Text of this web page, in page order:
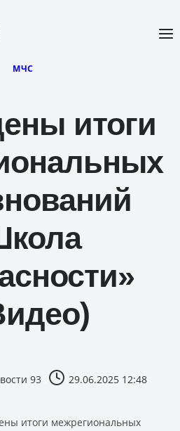
МЧС
итоги
93 29.06.2025 12:48
итоги межрегиональных